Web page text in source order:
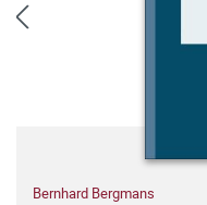
Bernhard Bergmans